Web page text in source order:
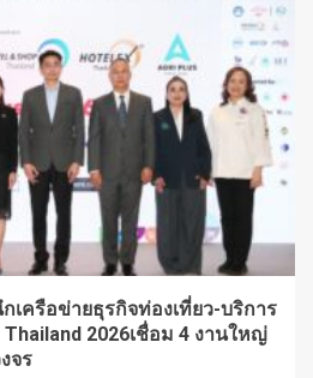
เครือข่ายธุรกิจท่องเที่ยว-บริการ
2026เชื่อม 4 งานใหญ่
จร